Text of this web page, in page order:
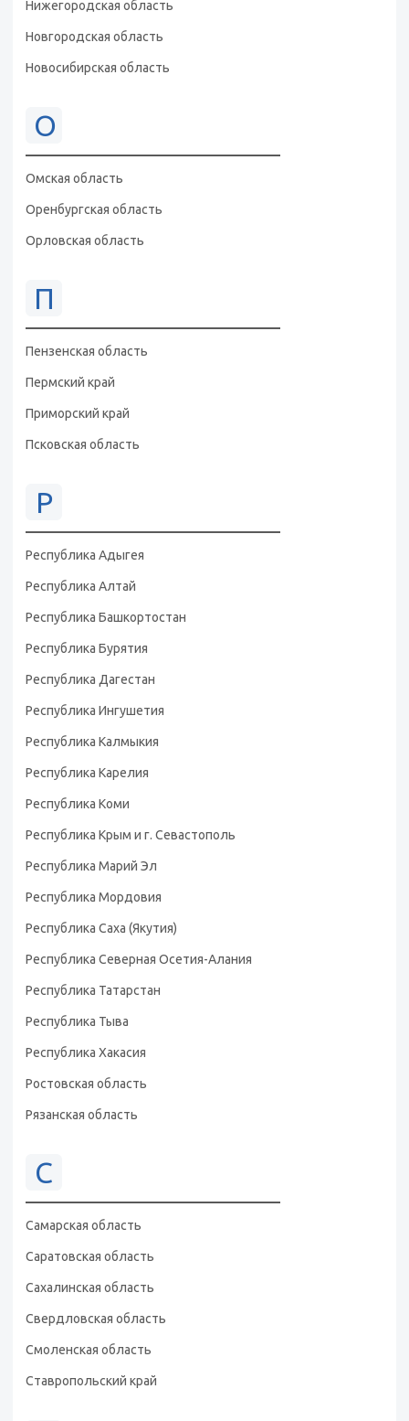
Нижегородская область
Новгородская область
Новосибирская область
О
Омская область
Оренбургская область
Орловская область
П
Пензенская область
Пермский край
Приморский край
Псковская область
Р
Республика Адыгея
Республика Алтай
Республика Башкортостан
Республика Бурятия
Республика Дагестан
Республика Ингушетия
Республика Калмыкия
Республика Карелия
Республика Коми
Республика Крым и г. Севастополь
Республика Марий Эл
Республика Мордовия
Республика Саха (Якутия)
Республика Северная Осетия-Алания
Республика Татарстан
Республика Тыва
Республика Хакасия
Ростовская область
Рязанская область
С
Самарская область
Саратовская область
Сахалинская область
Свердловская область
Смоленская область
Ставропольский край